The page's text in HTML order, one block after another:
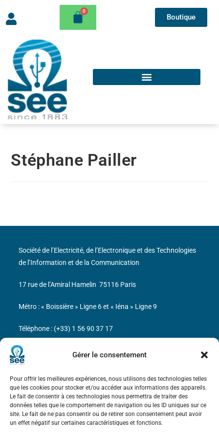
Gérer le consentement
Pour offrir les meilleures expériences, nous utilisons des technologies telles
que les cookies pour stocker et/ou accéder aux informations des appareils.
Le fait de consentir à ces technologies nous permettra de traiter des
données telles que le comportement de navigation ou les ID uniques sur ce
site. Le fait de ne pas consentir ou de retirer son consentement peut avoir
un effet négatif sur certaines caractéristiques et fonctions.
Boutique
Stéphane Pailler
Bicentenaire des découvertes d’André-
Marie Ampère
Mentions légales
Société de l’Electricité, de l’Electronique et des Technologies
de l’Information et de la Communication
17 rue de l’Amiral Hamelin 75116 Paris
Métro : « Boissière » Ligne 6 et « Iéna » Ligne 9
Téléphone : (+33) 1 56 90 37 17
N° de SIREN : 785 393 232, Code APE : 9412Z TVA intra-
communautaire : FR44 785 393 232